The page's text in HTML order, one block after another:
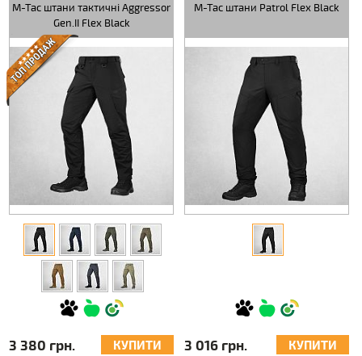
M-Tac штани тактичні Aggressor
Gen.II Flex Black
3 380 грн. КУПИТИ
M-Tac штани Patrol Flex Black
3 016 грн. КУПИТИ